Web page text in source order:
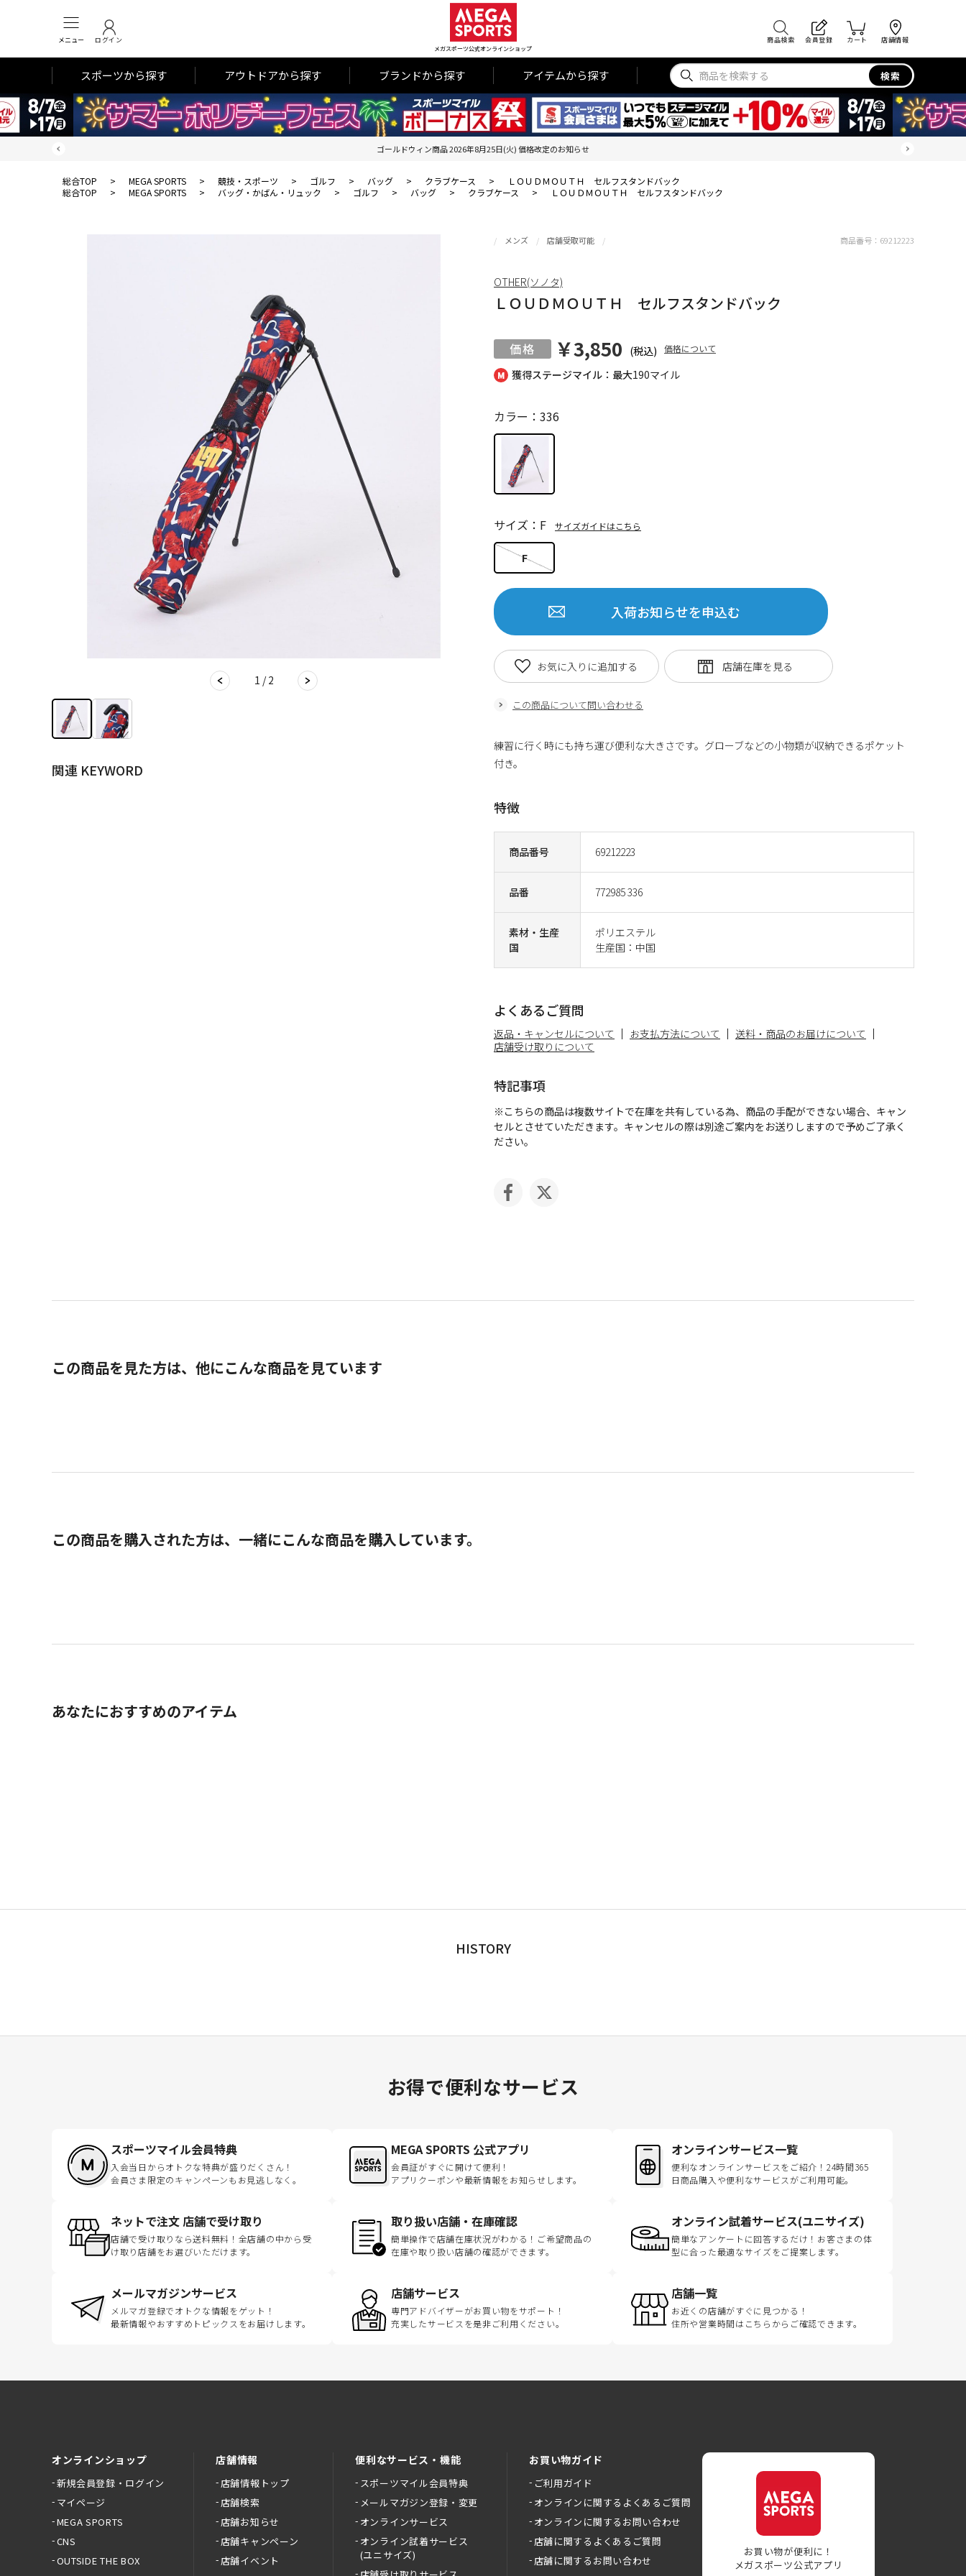
メニュー ログイン
メガスポーツ公式オンラインショップ
商品検索 会員登録 カート 店舗情報
スポーツから探す アウトドアから探す ブランドから探す アイテムから探す 検索
ゴールドウィン商品 2026年8月25日(火) 価格改定のお知らせ
総合TOP > MEGA SPORTS > 競技・スポーツ > ゴルフ > バッグ > クラブケース >
ＬＯＵＤＭＯＵＴＨ セルフスタンドバック
総合TOP
> MEGA SPORTS > バッグ・かばん・リュック > ゴルフ > バッグ > クラブケース > ＬＯＵＤＭＯＵＴＨ セルフスタンドバック
1 / 2
関連 KEYWORD
獲得ステージマイル：最大190マイル
メンズ 店舗受取可能
ＬＯＵＤＭＯＵＴＨ セルフスタンドバック
￥3,850 (税込) 価格について
商品番号 69212223
品番 772985 336
素材・生産
国
ポリエステル
生産国：中国
カラー：336
F
サイズ：F サイズガイドはこちら
入荷お知らせを申込む
この商品について問い合わせる
お気に入りに追加する
商品番号： 69212223
OTHER(ソノタ)
練習に行く時にも持ち運び便利な大きさです。グローブなどの小物類が収納できるポケット
付き。
特徴
よくあるご質問
返品・キャンセルについて お支払方法について
送料・商品のお届けについて
店舗受け取りについて
特記事項
※こちらの商品は複数サイトで在庫を共有している為、商品の手配ができない場合、キャン
セルとさせていただきます。キャンセルの際は別途ご案内をお送りしますので予めご了承く
ださい。
この商品を見た方は、他にこんな商品を見ています
この商品を購入された方は、一緒にこんな商品を購入しています。
あなたにおすすめのアイテム
HISTORY
お得で便利なサービス
スポーツマイル会員特典
入会当日からオトクな特典が盛りだくさん！
会員さま限定のキャンペーンもお見逃しなく。
MEGA SPORTS 公式アプリ
会員証がすぐに開けて便利！
アプリクーポンや最新情報をお知らせします。
オンラインサービス一覧
便利なオンラインサービスをご紹介！24時間365
日商品購入や便利なサービスがご利用可能。
ネットで注文 店舗で受け取り
店舗で受け取りなら送料無料！全店舗の中から受
け取り店舗をお選びいただけます。
取り扱い店舗・在庫確認
簡単操作で店舗在庫状況がわかる！ご希望商品の
在庫や取り扱い店舗の確認ができます。
オンライン試着サービス(ユニサイズ)
簡単なアンケートに回答するだけ！お客さまの体
型に合った最適なサイズをご提案します。
メールマガジンサービス
メルマガ登録でオトクな情報をゲット！
最新情報やおすすめトピックスをお届けします。
店舗サービス
専門アドバイザーがお買い物をサポート！
充実したサービスを是非ご利用ください。
店舗一覧
お近くの店舗がすぐに見つかる！
住所や営業時間はこちらからご確認できます。
オンラインショップ
新規会員登録・ログイン
マイページ
MEGA SPORTS
CNS
OUTSIDE THE BOX
店舗情報
店舗情報トップ
店舗検索
店舗お知らせ
店舗キャンペーン
店舗イベント
便利なサービス・機能
スポーツマイル会員特典
メールマガジン登録・変更
オンラインサービス
オンライン試着サービス
(ユニサイズ)
お買い物ガイド
ご利用ガイド
オンラインに関するよくあるご質問
オンラインに関するお問い合わせ
店舗に関するよくあるご質問
店舗に関するお問い合わせ
お買い物が便利に！
メガスポーツ公式アプリ